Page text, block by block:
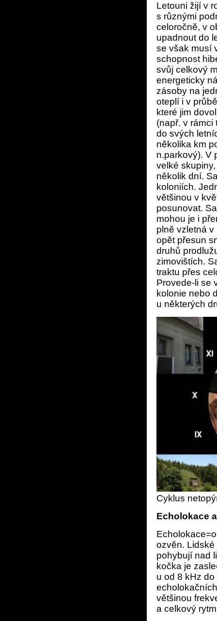
Letouni žijí v
s různými
celoročně, v
upadnout do
se však musí
schopnost
svůj celkový
energeticky
zásoby na
oteplí i v
které jim
(např. v
do svých
několika km
n.parkový). V
velké
několik dní.
koloniích.
většinou v
posunovat.
mohou je i
plně vzletná
opět přesun
druhů
zimovištích.
traktu přes
Provede-li se
kolonie nebo
u některých
Cyklus
Echolokace
ozvěn.
pohybují nad
kočka je
u od 8 kHz
většinou
a celkový